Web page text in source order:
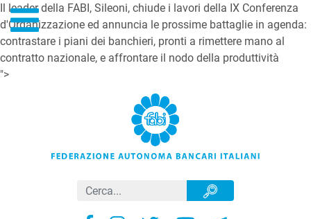
Il leader della FABI, Sileoni, chiude i lavori della IX Conferenza
d'Organizzazione ed annuncia le prossime battaglie in agenda:
contrastare i piani dei banchieri, pronti a rimettere mano al
contratto nazionale, e affrontare il nodo della produttività
">